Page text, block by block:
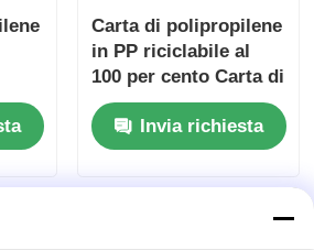
e
per
Carta di polipropilene
in PP riciclabile al
100 per cento Carta di
plastica versatile
ideale per la
costruzione e la
Invia richiesta